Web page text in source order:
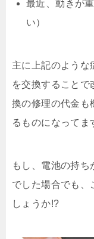
最近、動きが
い）
主に上記のような
を交換することで
換の修理の代金も
るものになってま
もし、電池の持ち
でした場合でも、
しょうか!?